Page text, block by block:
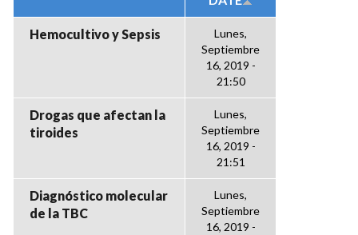
Hemocultivo y Sepsis
Lunes,
Septiembre
16, 2019 -
21:50
Drogas que afectan la
tiroides
Lunes,
Septiembre
16, 2019 -
21:51
Diagnóstico molecular
de la TBC
Lunes,
Septiembre
16, 2019 -